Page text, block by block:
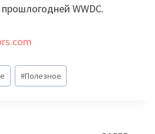
WWDC.
#Полезное